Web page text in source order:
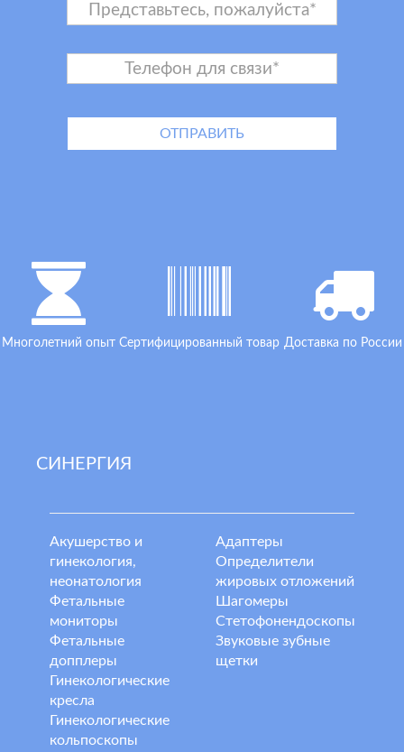
Многолетний опыт Сертифицированный товар Доставка по России
СИНЕРГИЯ
Акушерство и
гинекология,
неонатология
Фетальные
мониторы
Фетальные
допплеры
Гинекологические
кресла
Гинекологические
кольпоскопы
Адаптеры
Определители
жировых отложений
Шагомеры
Стетофонендоскопы
Звуковые зубные
щетки